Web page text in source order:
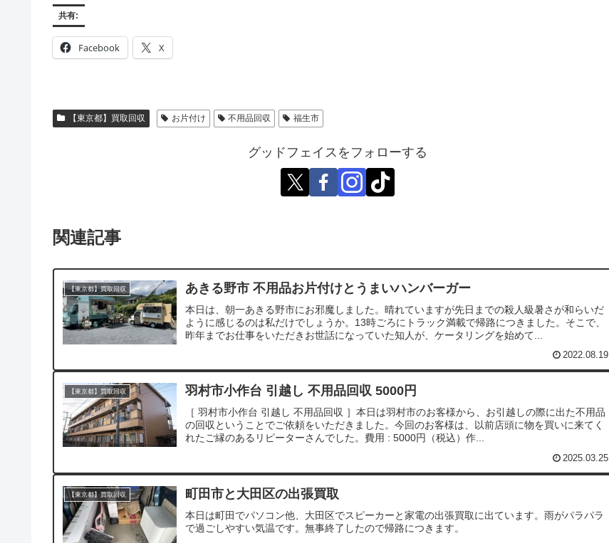
共有:
Facebook X
【東京都】買取回収 お片付け 不用品回収 福生市
グッドフェイスをフォローする
関連記事
【東京都】買取回収 あきる野市 不用品お片付けとうまいハンバーガー
本日は、朝一あきる野市にお邪魔しました。晴れていますが先日までの殺人級暑さが和らいだ
ように感じるのは私だけでしょうか。13時ごろにトラック満載で帰路につきました。そこで、
昨年までお仕事をいただきお世話になっていた知人が、ケータリングを始めて...
2022.08.19
【東京都】買取回収 羽村市小作台 引越し 不用品回収 5000円
［ 羽村市小作台 引越し 不用品回収 ］本日は羽村市のお客様から、お引越しの際に出た不用品
の回収ということでご依頼をいただきました。今回のお客様は、以前店頭に物を買いに来てく
れたご縁のあるリピーターさんでした。費用 : 5000円（税込）作...
2025.03.25
【東京都】買取回収 町田市と大田区の出張買取
本日は町田でパソコン他、大田区でスピーカーと家電の出張買取に出ています。雨がパラパラ
で過ごしやすい気温です。無事終了したので帰路につきます。